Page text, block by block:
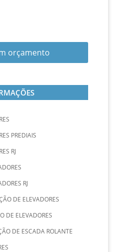
orçamento
PREDIAIS
RJ
RJ
DE ELEVADORES
DE ELEVADORES
DE ESCADA ROLANTE